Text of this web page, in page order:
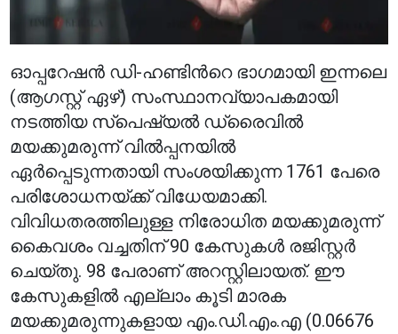
ഓപ്പറേഷന്‍ ഡി-ഹണ്ടിന്‍റെ ഭാഗമായി ഇന്നലെ
(ആഗസ്റ്റ് ഏഴ്) സംസ്ഥാനവ്യാപകമായി
നടത്തിയ സ്പെഷ്യല്‍ ഡ്രൈവില്‍
മയക്കുമരുന്ന് വില്‍പ്പനയില്‍
ഏര്‍പ്പെടുന്നതായി സംശയിക്കുന്ന 1761 പേരെ
പരിശോധനയ്ക്ക് വിധേയമാക്കി.
വിവിധതരത്തിലുള്ള നിരോധിത മയക്കുമരുന്ന്
കൈവശം വച്ചതിന് 90 കേസുകള്‍ രജിസ്റ്റര്‍
ചെയ്തു. 98 പേരാണ് അറസ്റ്റിലായത്. ഈ
കേസുകളില്‍ എല്ലാം കൂടി മാരക
മയക്കുമരുന്നുകളായ എം.ഡി.എം.എ (0.06676